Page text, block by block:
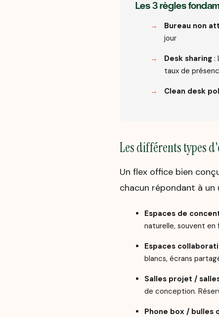
Les 3 règles
Bureau non
jour
Desk sharing:
taux de
Clean desk
Les différents types
Un flex office bien
chacun répondant à un
Espaces de
naturelle, souvent en
Espaces
blancs, écrans
Salles projet /
de conception.
Phone box / bulles